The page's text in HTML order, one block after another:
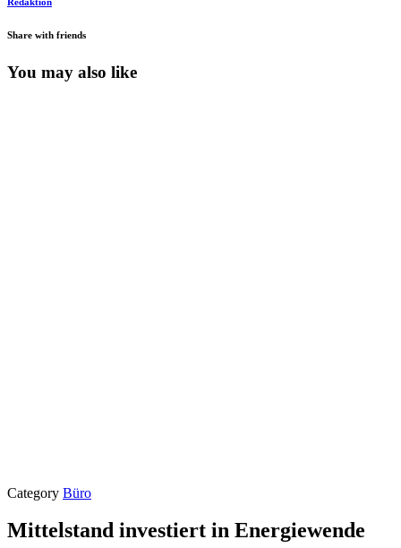
Share with friends
You may also like
Category Büro
Mittelstand investiert in Energiewende